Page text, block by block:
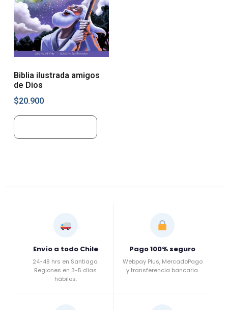
Biblia ilustrada amigos
de Dios
$20.900
Envío a todo Chile
24-48 hrs en Santiago.
Regiones en 3-5 días
hábiles.
Pago 100% seguro
Webpay Plus, MercadoPago
y transferencia bancaria.